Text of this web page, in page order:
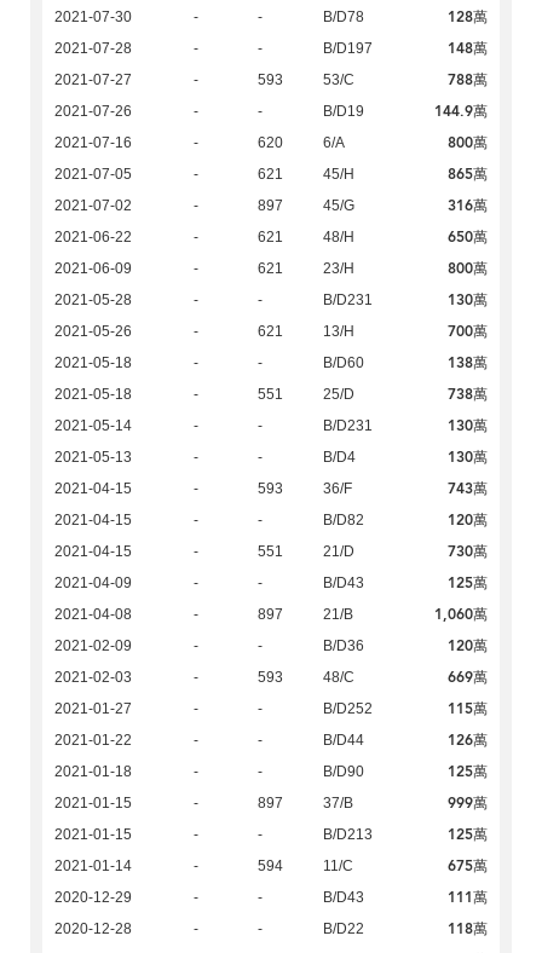
2021-07-30 - - B/D78 128萬
2021-07-28 - - B/D197 148萬
2021-07-27 - 593 53/C 788萬
2021-07-26 - - B/D19 144.9萬
2021-07-16 - 620 6/A 800萬
2021-07-05 - 621 45/H 865萬
2021-07-02 - 897 45/G 316萬
2021-06-22 - 621 48/H 650萬
2021-06-09 - 621 23/H 800萬
2021-05-28 - - B/D231 130萬
2021-05-26 - 621 13/H 700萬
2021-05-18 - - B/D60 138萬
2021-05-18 - 551 25/D 738萬
2021-05-14 - - B/D231 130萬
2021-05-13 - - B/D4 130萬
2021-04-15 - 593 36/F 743萬
2021-04-15 - - B/D82 120萬
2021-04-15 - 551 21/D 730萬
2021-04-09 - - B/D43 125萬
2021-04-08 - 897 21/B 1,060萬
2021-02-09 - - B/D36 120萬
2021-02-03 - 593 48/C 669萬
2021-01-27 - - B/D252 115萬
2021-01-22 - - B/D44 126萬
2021-01-18 - - B/D90 125萬
2021-01-15 - 897 37/B 999萬
2021-01-15 - - B/D213 125萬
2021-01-14 - 594 11/C 675萬
2020-12-29 - - B/D43 111萬
2020-12-28 - - B/D22 118萬